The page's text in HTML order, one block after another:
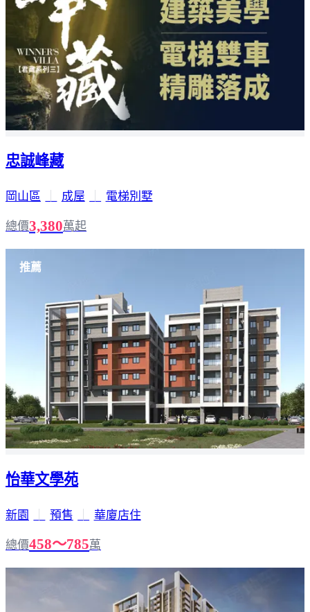
忠誠峰藏
岡山區 成屋 電梯別墅
總價3,380萬起
推薦
怡華文學苑
新園 預售 華廈店住
總價458～785萬